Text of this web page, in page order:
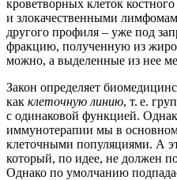
кроветворных клеток
и злокачественными
другого профиля – уже под
фракцию, полученную из
можно, а выделенные из нее
Закон определяет
как клеточную линию, т. е.
с одинаковой функцией.
иммунотерапии мы в
клеточными популяциями. А
который, по идее, не должен
Однако по умолчанию